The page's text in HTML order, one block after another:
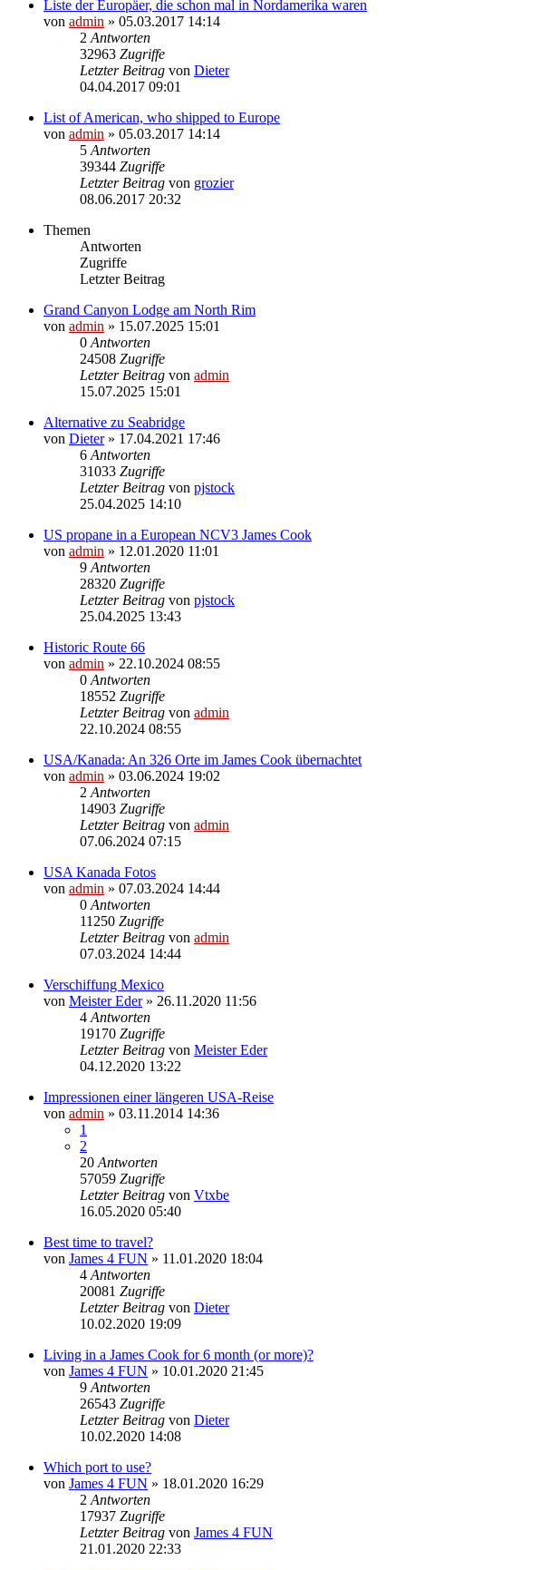
Liste der Europäer, die schon mal in Nordamerika waren
von admin » 05.03.2017 14:14
2 Antworten
32963 Zugriffe
Letzter Beitrag von Dieter
04.04.2017 09:01
List of American, who shipped to Europe
von admin » 05.03.2017 14:14
5 Antworten
39344 Zugriffe
Letzter Beitrag von grozier
08.06.2017 20:32
Themen
Antworten
Zugriffe
Letzter Beitrag
Grand Canyon Lodge am North Rim
von admin » 15.07.2025 15:01
0 Antworten
24508 Zugriffe
Letzter Beitrag von admin
15.07.2025 15:01
Alternative zu Seabridge
von Dieter» 17.04.2021 17:46
6 Antworten
31033 Zugriffe
Letzter Beitrag von pjstock
25.04.2025 14:10
US propane in a European NCV3 James Cook
von admin » 12.01.2020 11:01
9 Antworten
28320 Zugriffe
Letzter Beitrag von pjstock
25.04.2025 13:43
Historic Route 66
von admin » 22.10.2024 08:55
0 Antworten
18552 Zugriffe
Letzter Beitrag von admin
22.10.2024 08:55
USA/Kanada: An 326 Orte im James Cook übernachtet
von admin » 03.06.2024 19:02
2 Antworten
14903 Zugriffe
Letzter Beitrag von admin
07.06.2024 07:15
USA Kanada Fotos
von admin » 07.03.2024 14:44
0 Antworten
11250 Zugriffe
Letzter Beitrag von admin
07.03.2024 14:44
Verschiffung Mexico
von Meister Eder» 26.11.2020 11:56
4 Antworten
19170 Zugriffe
Letzter Beitrag von Meister Eder
04.12.2020 13:22
Impressionen einer längeren USA-Reise
von admin » 03.11.2014 14:36
1
2
20 Antworten
57059 Zugriffe
Letzter Beitrag von Vtxbe
16.05.2020 05:40
Best time to travel?
von James 4 FUN » 11.01.2020 18:04
4 Antworten
20081 Zugriffe
Letzter Beitrag von Dieter
10.02.2020 19:09
Living in a James Cook for 6 month (or more)?
von James 4 FUN » 10.01.2020 21:45
9 Antworten
26543 Zugriffe
Letzter Beitrag von Dieter
10.02.2020 14:08
Which port to use?
von James 4 FUN » 18.01.2020 16:29
2 Antworten
17937 Zugriffe
Letzter Beitrag von James 4 FUN
21.01.2020 22:33